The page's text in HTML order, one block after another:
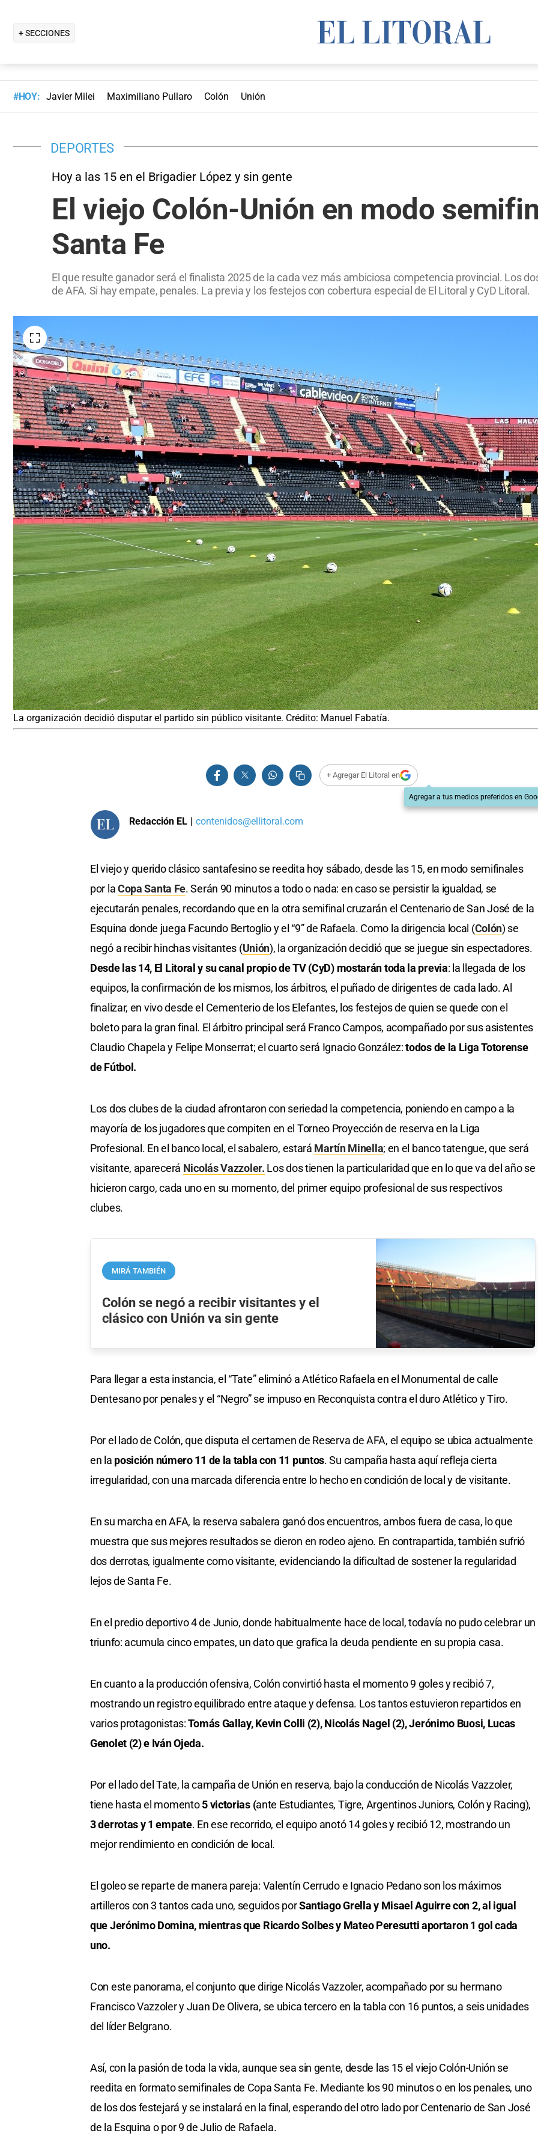
+ SECCIONES
#HOY: Javier Milei Maximiliano Pullaro Colón Unión
DEPORTES
Hoy a las 15 en el Brigadier López y sin gente
El viejo Colón-Unión en modo
Santa Fe
El que resulte ganador será el finalista 2025 de la cada vez más ambiciosa competencia provincial. Los
de AFA. Si hay empate, penales. La previa y los festejos con cobertura especial de El Litoral y CyD Litoral.
La organización decidió disputar el partido sin público visitante. Crédito: Manuel Fabatía.
+ Agregar El Litoral en
Agregar a tus medios preferidos en
Redacción EL | contenidos@ellitoral.com
El viejo y querido clásico santafesino se reedita hoy sábado, desde las 15, en modo semifinales
por laCopa Santa Fe. Serán 90 minutos a todo o nada: en caso se persistir la igualdad, se
ejecutarán penales, recordando que en la otra semifinal cruzarán el Centenario de San José de la
Esquina donde juega Facundo Bertoglio y el “9” de Rafaela. Como la dirigencia local (Colón) se
negó a recibir hinchas visitantes (Unión), la organización decidió que se juegue sin espectadores.
Desde las 14, El Litoral y su canal propio de TV (CyD) mostarán toda la previa: la llegada de los
equipos, la confirmación de los mismos, los árbitros, el puñado de dirigentes de cada lado. Al
finalizar, en vivo desde el Cementerio de los Elefantes, los festejos de quien se quede con el
boleto para la gran final. El árbitro principal será Franco Campos, acompañado por sus asistentes
Claudio Chapela y Felipe Monserrat; el cuarto será Ignacio González:todos de la Liga Totorense
de Fútbol.
Los dos clubes de la ciudad afrontaron con seriedad la competencia, poniendo en campo a la
mayoría de los jugadores que compiten en el Torneo Proyección de reserva en la Liga
Profesional. En el banco local, el sabalero, estará Martín Minella; en el banco tatengue, que será
visitante, aparecerá Nicolás Vazzoler. Los dos tienen la particularidad que en lo que va del año se
hicieron cargo, cada uno en su momento, del primer equipo profesional de sus respectivos
clubes.
MIRÁ TAMBIÉN
Colón se negó a recibir visitantes y el
clásico con Unión va sin gente
Para llegar a esta instancia, el “Tate” eliminó a Atlético Rafaela en el Monumental de calle
Dentesano por penales y el “Negro” se impuso en Reconquista contra el duro Atlético y Tiro.
Por el lado de Colón, que disputa el certamen de Reserva de AFA, el equipo se ubica actualmente
en la posición número 11 de la tabla con 11 puntos. Su campaña hasta aquí refleja cierta
irregularidad, con una marcada diferencia entre lo hecho en condición de local y de visitante.
En su marcha en AFA, la reserva sabalera ganó dos encuentros, ambos fuera de casa, lo que
muestra que sus mejores resultados se dieron en rodeo ajeno. En contrapartida, también sufrió
dos derrotas, igualmente como visitante, evidenciando la dificultad de sostener la regularidad
lejos de Santa Fe.
En el predio deportivo 4 de Junio, donde habitualmente hace de local, todavía no pudo celebrar un
triunfo: acumula cinco empates, un dato que grafica la deuda pendiente en su propia casa.
En cuanto a la producción ofensiva, Colón convirtió hasta el momento 9 goles y recibió 7,
mostrando un registro equilibrado entre ataque y defensa. Los tantos estuvieron repartidos en
varios protagonistas:Tomás Gallay, Kevin Colli (2), Nicolás Nagel (2), Jerónimo Buosi, Lucas
Genolet (2) e Iván Ojeda.
Por el lado del Tate, la campaña de Unión en reserva, bajo la conducción de Nicolás Vazzoler,
tiene hasta el momento5 victorias (ante Estudiantes, Tigre, Argentinos Juniors, Colón y Racing),
3 derrotas y 1 empate. En ese recorrido, el equipo anotó 14 goles y recibió 12, mostrando un
mejor rendimiento en condición de local.
El goleo se reparte de manera pareja: Valentín Cerrudo e Ignacio Pedano son los máximos
artilleros con 3 tantos cada uno, seguidos porSantiago Grella y Misael Aguirre con 2, al igual
que Jerónimo Domina, mientras que Ricardo Solbes y Mateo Peresutti aportaron 1 gol cada
uno.
Con este panorama, el conjunto que dirige Nicolás Vazzoler, acompañado por su hermano
Francisco Vazzoler y Juan De Olivera, se ubica tercero en la tabla con 16 puntos, a seis unidades
del líder Belgrano.
Así, con la pasión de toda la vida, aunque sea sin gente, desde las 15 el viejo Colón-Unión se
reedita en formato semifinales de Copa Santa Fe. Mediante los 90 minutos o en los penales, uno
de los dos festejará y se instalará en la final, esperando del otro lado por Centenario de San José
de la Esquina o por 9 de Julio de Rafaela.